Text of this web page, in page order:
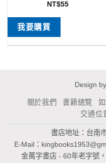
NT$55
我要購買
Design by
關於我們 書籍總覽
交通位
書店地址：台南
E-Mail：
金萬字書店 - 60年老字號